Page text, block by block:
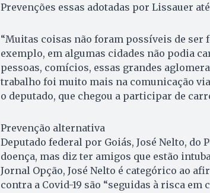
Prevenções essas adotadas por Lissauer
“Muitas coisas não foram possíveis de ser
exemplo, em algumas cidades não podia
pessoas, comícios, essas grandes
trabalho foi muito mais na comunicação
o deputado, que chegou a participar de
Prevenção alternativa
Deputado federal por Goiás, José Nelto, do
doença, mas diz ter amigos que estão
Jornal Opção, José Nelto é categórico ao
contra a Covid-19 são “seguidas à risca em